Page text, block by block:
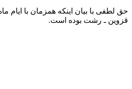
حق لطفی با بیان اینکه همزمان با
قزوین ـ رشت بوده است.